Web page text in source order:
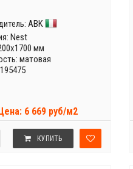
ABK
Nest
мм
матовая
6 669 руб/м2
КУПИТЬ